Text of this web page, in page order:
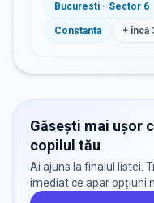
Bucuresti - Sector 6
Constanta + încă
Găsești mai ușor
copilul tău
Ai ajuns la finalul listei.
imediat ce apar opțiuni